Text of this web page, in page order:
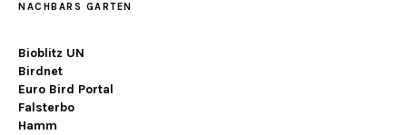
NACHBARS GARTEN
Bioblitz UN
Birdnet
Euro Bird Portal
Falsterbo
Hamm